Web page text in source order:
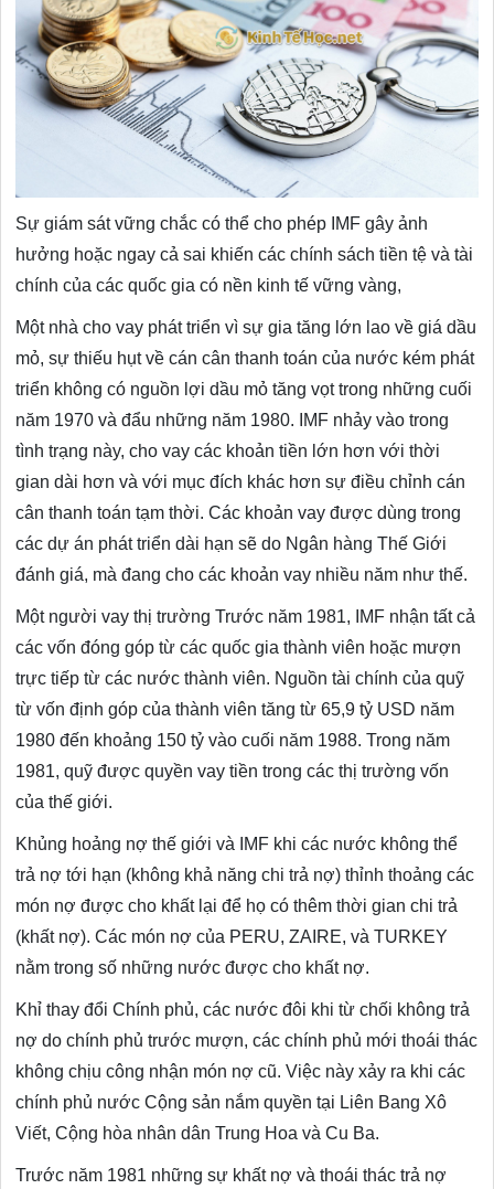
Sự giám sát vững chắc có thể cho phép IMF gây ảnh
hưởng hoặc ngay cả sai khiến các chính sách tiền tệ và tài
chính của các quốc gia có nền kinh tế vững vàng,
Một nhà cho vay phát triển vì sự gia tăng lớn lao về giá dầu
mỏ, sự thiếu hụt về cán cân thanh toán của nước kém phát
triển không có nguồn lợi dầu mỏ tăng vọt trong những cuối
năm 1970 và đẩu những năm 1980. IMF nhảy vào trong
tình trạng này, cho vay các khoản tiền lớn hơn với thời
gian dài hơn và với mục đích khác hơn sự điều chỉnh cán
cân thanh toán tạm thời. Các khoản vay được dùng trong
các dự án phát triển dài hạn sẽ do Ngân hàng Thế Giới
đánh giá, mà đang cho các khoản vay nhiều năm như thế.
Một người vay thị trường Trước năm 1981, IMF nhận tất cả
các vốn đóng góp từ các quốc gia thành viên hoặc mượn
trực tiếp từ các nước thành viên. Nguồn tài chính của quỹ
từ vốn định góp của thành viên tăng từ 65,9 tỷ USD năm
1980 đến khoảng 150 tỷ vào cuối năm 1988. Trong năm
1981, quỹ được quyền vay tiền trong các thị trường vốn
của thế giới.
Khủng hoảng nợ thế giới và IMF khi các nước không thể
trả nợ tới hạn (không khả năng chi trả nợ) thỉnh thoảng các
món nợ được cho khất lại để họ có thêm thời gian chi trả
(khất nợ). Các món nợ của PERU, ZAIRE, và TURKEY
nằm trong số những nước được cho khất nợ.
Khỉ thay đổi Chính phủ, các nước đôi khi từ chối không trả
nợ do chính phủ trước mượn, các chính phủ mới thoái thác
không chịu công nhận món nợ cũ. Việc này xảy ra khi các
chính phủ nước Cộng sản nắm quyền tại Liên Bang Xô
Viết, Cộng hòa nhân dân Trung Hoa và Cu Ba.
Trước năm 1981 những sự khất nợ và thoái thác trả nợ